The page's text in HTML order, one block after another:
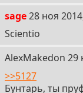
sage 56
28 ноя
Scientio
AlexMakedon 57
29
>>5127
Бунтарь, ты